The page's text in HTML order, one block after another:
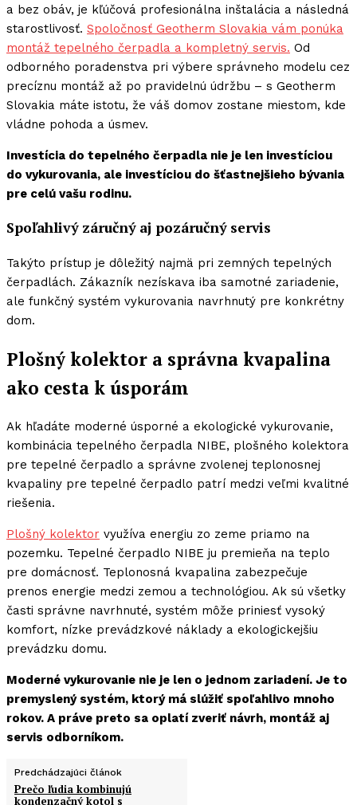
a bez obáv, je kľúčová profesionálna inštalácia a následná
starostlivosť. Spoločnosť Geotherm Slovakia vám ponúka
montáž tepelného čerpadla a kompletný servis. Od
odborného poradenstva pri výbere správneho modelu cez
precíznu montáž až po pravidelnú údržbu – s Geotherm
Slovakia máte istotu, že váš domov zostane miestom, kde
vládne pohoda a úsmev.
Investícia do tepelného čerpadla nie je len investíciou
do vykurovania, ale investíciou do šťastnejšieho bývania
pre celú vašu rodinu.
Spoľahlivý záručný aj pozáručný servis
Takýto prístup je dôležitý najmä pri zemných tepelných
čerpadlách. Zákazník nezískava iba samotné zariadenie,
ale funkčný systém vykurovania navrhnutý pre konkrétny
dom.
Plošný kolektor a správna kvapalina
ako cesta k úsporám
Ak hľadáte moderné úsporné a ekologické vykurovanie,
kombinácia tepelného čerpadla NIBE, plošného kolektora
pre tepelné čerpadlo a správne zvolenej teplonosnej
kvapaliny pre tepelné čerpadlo patrí medzi veľmi kvalitné
riešenia.
Plošný kolektor využíva energiu zo zeme priamo na
pozemku. Tepelné čerpadlo NIBE ju premieňa na teplo
pre domácnosť. Teplonosná kvapalina zabezpečuje
prenos energie medzi zemou a technológiou. Ak sú všetky
časti správne navrhnuté, systém môže priniesť vysoký
komfort, nízke prevádzkové náklady a ekologickejšiu
prevádzku domu.
Moderné vykurovanie nie je len o jednom zariadení. Je to
premyslený systém, ktorý má slúžiť spoľahlivo mnoho
rokov. A práve preto sa oplatí zveriť návrh, montáž aj
servis odborníkom.
Predchádzajúci článok
Prečo ľudia kombinujú
kondenzačný kotol s